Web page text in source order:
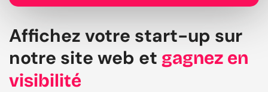
Affichez votre start-up sur
notre site web et gagnez en
visibilité